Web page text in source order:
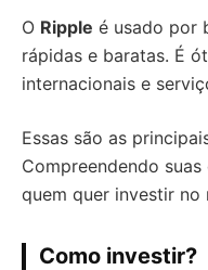
O Ripple é usado por
rápidas e baratas. É
internacionais e
Essas são as
Compreendendo
quem quer investir no
Como investir?